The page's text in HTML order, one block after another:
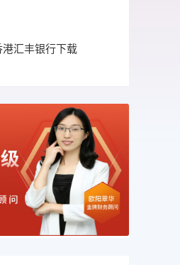
汇丰银行下载